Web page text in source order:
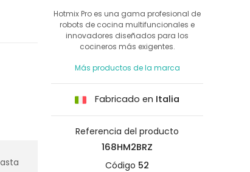
Hotmix Pro es una gama profesional de
robots de cocina multifuncionales e
innovadores diseñados para los
cocineros más exigentes.
Más productos de la marca
Fabricado en Italia
Referencia del producto
168HM2BRZ
Código 52